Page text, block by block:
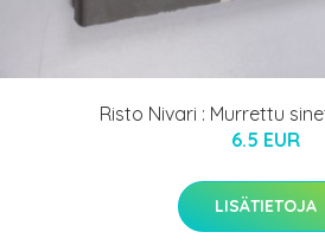
Risto Nivari : Murrettu
6.5 EUR
LISÄTIETOJA